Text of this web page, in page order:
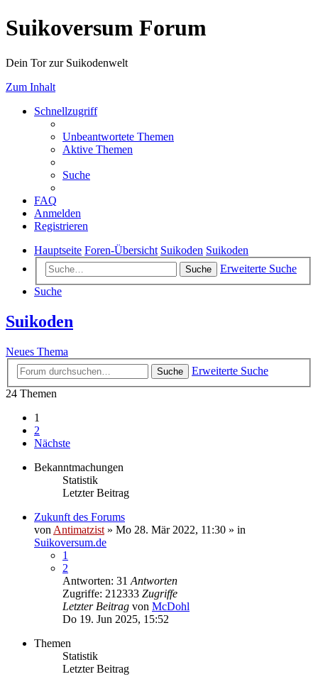
Suikoversum Forum
Dein Tor zur Suikodenwelt
Zum Inhalt
Schnellzugriff
Unbeantwortete Themen
Aktive Themen
Suche
FAQ
Anmelden
Registrieren
Hauptseite Foren-Übersicht Suikoden Suikoden
Suche
Erweiterte Suche
Suche
Suikoden
Neues Thema
Suche
Erweiterte Suche
24 Themen
1
2
Nächste
Bekanntmachungen
Statistik
Letzter Beitrag
Zukunft des Forums
von Antimatzist » Mo 28. Mär 2022, 11:30 » in
Suikoversum.de
1
2
Antworten: 31 Antworten
Zugriffe: 212333 Zugriffe
Letzter Beitrag von McDohl
Do 19. Jun 2025, 15:52
Themen
Statistik
Letzter Beitrag